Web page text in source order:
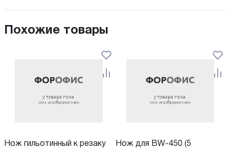
Похожие товары
Нож гильотинный к резаку
Нож для BW-450 (5